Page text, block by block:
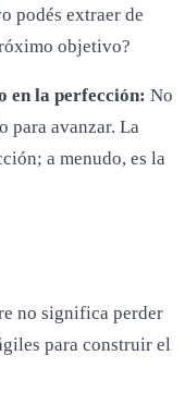
podés extraer de
objetivo?
en la perfección: No
para avanzar. La
a menudo, es la
no significa perder
para construir el